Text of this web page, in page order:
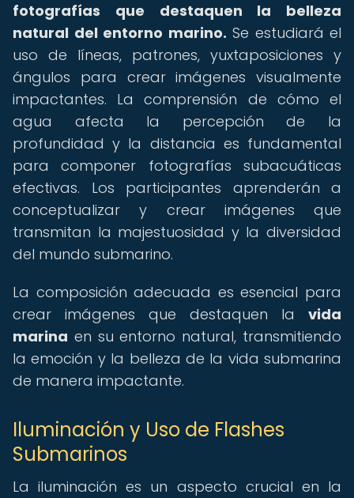
fotografías que destaquen la belleza
natural del entorno marino. Se estudiará el
uso de líneas, patrones, yuxtaposiciones y
ángulos para crear imágenes visualmente
impactantes. La comprensión de cómo el
agua afecta la percepción de la
profundidad y la distancia es fundamental
para componer fotografías subacuáticas
efectivas. Los participantes aprenderán a
conceptualizar y crear imágenes que
transmitan la majestuosidad y la diversidad
del mundo submarino.
La composición adecuada es esencial para
crear imágenes que destaquen la vida
marina en su entorno natural, transmitiendo
la emoción y la belleza de la vida submarina
de manera impactante.
Iluminación y Uso de Flashes
Submarinos
La iluminación es un aspecto crucial en la